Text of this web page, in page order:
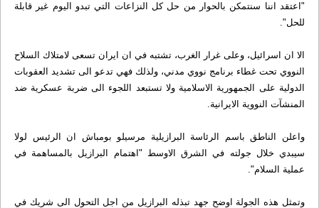
"اعتقد اننا سنتمكن بالحوار من حل كل النزاعات التي تبدو اليوم غير قابلة
للحل".
الا ان اسرائيل، وعلى غرار الغرب، تشتبه في ان ايران تسعى لامتلاك السلاح
النووي تحت غطاء برنامج نووي مدني، ولذلك فهي تدعو الى تشديد العقوبات
الدولية على الجمهورية الاسلامية ولا تستبعد اللجوء الى ضربة عسكرية ضد
المنشآت النووية الايرانية.
واعلن الناطق باسم الرئاسة البرازيلية مرسيلو بومباش ان الرئيس لولا
سيبدي خلال جولته في الشرق الاوسط "اهتمام البرازيل بالمساهمة في
عملية السلام".
وتمثل هذه الجولة اوضح جهد تبذله البرازيل من اجل التحول الى شريك في